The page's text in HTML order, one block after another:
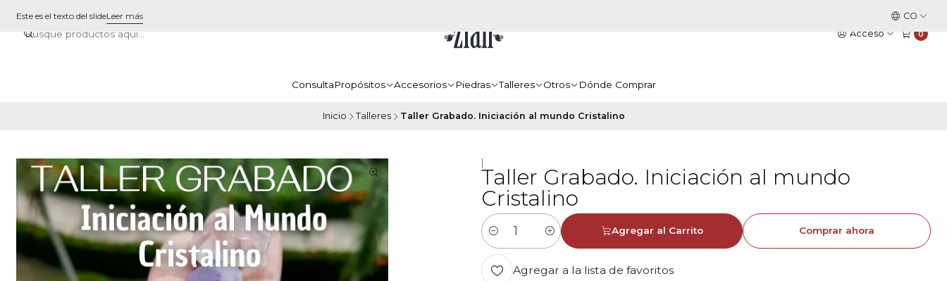
Acceso 0
ConsultaPropósitos Accesorios Piedras Talleres Otros Dónde Comprar
Este es el texto del slideLeer más CO
Inicio Talleres Taller Grabado. Iniciación al mundo Cristalino
Taller Grabado. Iniciación al mundo
Cristalino
Cantidad
Agregar al Carrito Comprar ahora
Agregar a la lista de favoritos